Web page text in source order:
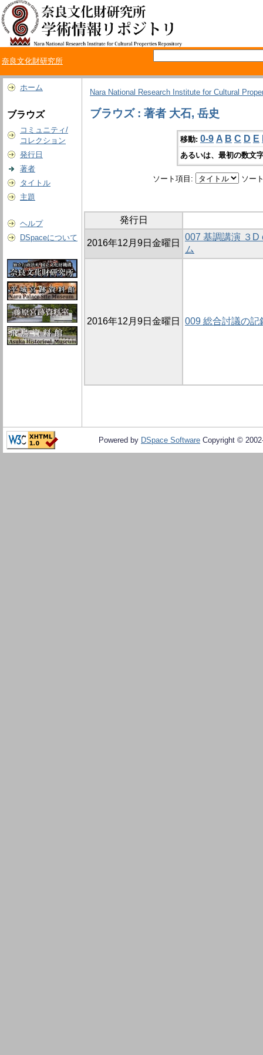
奈良文化財研究所
ホーム
ブラウズ
コミュニティ/
コレクション
発行日
著者
タイトル
主題
ヘルプ
DSpaceについて
Nara National Research Institute for Cultural
ブラウズ : 著者 大石, 岳史
移動: 0-9 A B C D E
あるいは、最初の数文
ソート項目: ソー
発行日
2016年12月9日金曜日
007 基調講演 ３D
ム
2016年12月9日金曜日 009 総合討議の記
Powered by DSpace Software Copyright ©